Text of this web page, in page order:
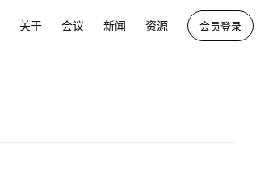
关于 会议 新闻 资源 会员登录